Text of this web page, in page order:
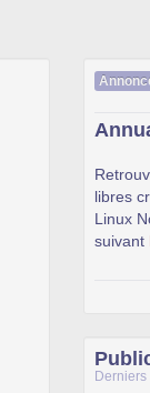
libres
Linux
suivant